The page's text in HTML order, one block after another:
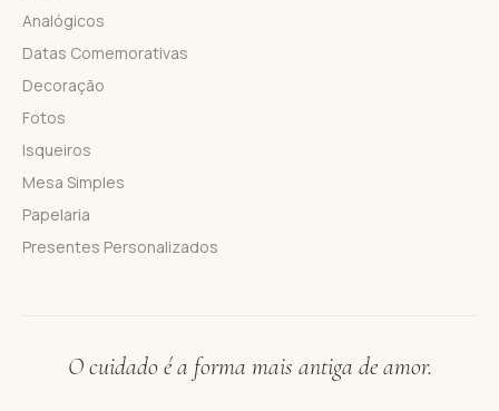
Analógicos
Datas Comemorativas
Decoração
Fotos
Isqueiros
Mesa Simples
Papelaria
Presentes Personalizados
O cuidado é a forma mais antiga de amor.